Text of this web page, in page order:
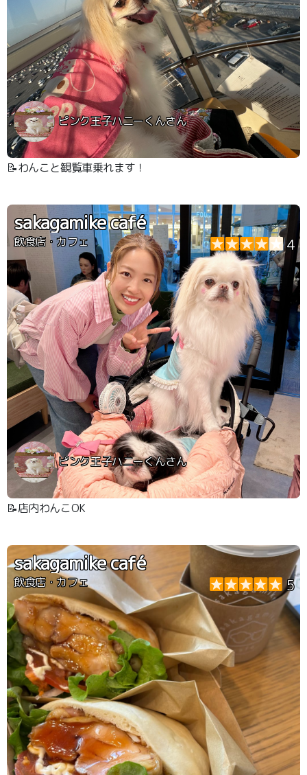
ピンク王子ハニーくんさん
📝わんこと観覧車乗れます！
sakagamike café
飲食店・カフェ 4
ピンク王子ハニーくんさん
📝店内わんこOK
sakagamike café
飲食店・カフェ 5